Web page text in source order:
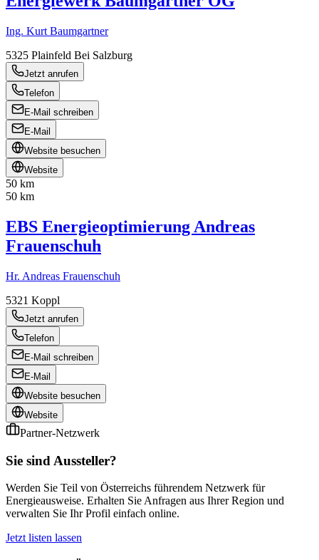
Ing. Kurt Baumgartner
5325 Plainfeld Bei Salzburg
Jetzt anrufen
Telefon
E-Mail schreiben
E-Mail
Website besuchen
Website
50 km
50 km
EBS Energieoptimierung Andreas
Frauenschuh
Hr. Andreas Frauenschuh
5321 Koppl
Jetzt anrufen
Telefon
E-Mail schreiben
E-Mail
Website besuchen
Website
Partner-Netzwerk
Sie sind Aussteller?
Werden Sie Teil von Österreichs führendem Netzwerk für
Energieausweise. Erhalten Sie Anfragen aus Ihrer Region und
verwalten Sie Ihr Profil einfach online.
Jetzt listen lassen